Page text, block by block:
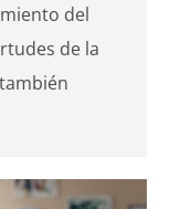
del
de la